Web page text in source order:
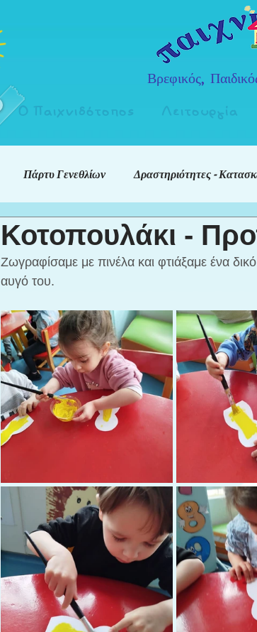
Βρεφικός,
Ο Παιχνιδότοπος Λειτουργία
Πάρτυ Γενεθλίων Δραστηριότητες -
Κοτοπουλάκι -
Ζωγραφίσαμε με πινέλα και φτιάξαμε ένα
αυγό του.